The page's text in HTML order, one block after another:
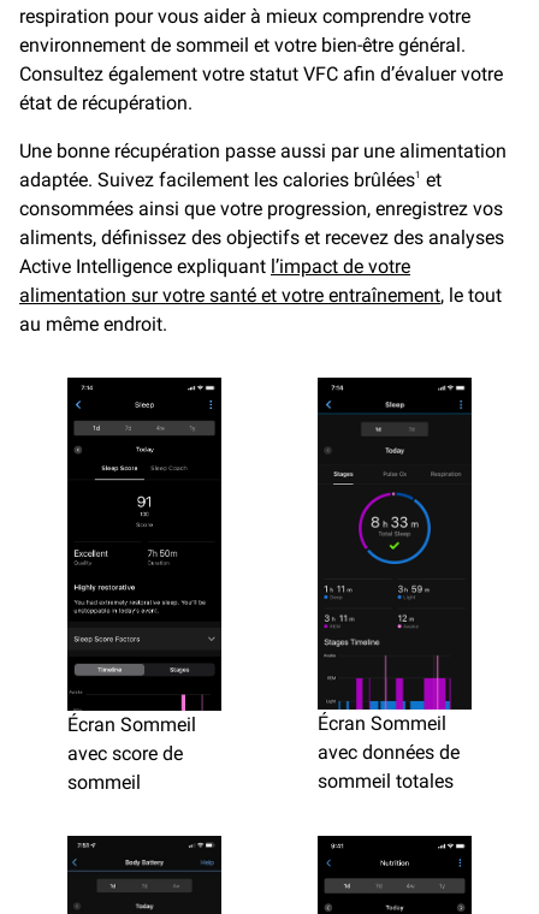
respiration pour vous aider à mieux comprendre votre
environnement de sommeil et votre bien-être général.
Consultez également votre statut VFC afin d’évaluer votre
état de récupération.
Une bonne récupération passe aussi par une alimentation
adaptée. Suivez facilement les calories brûlées1 et
consommées ainsi que votre progression, enregistrez vos
aliments, définissez des objectifs et recevez des analyses
Active Intelligence expliquant l’impact de votre
alimentation sur votre santé et votre entraînement, le tout
au même endroit.
Écran Sommeil
avec score de
sommeil
Écran Sommeil
avec données de
sommeil totales